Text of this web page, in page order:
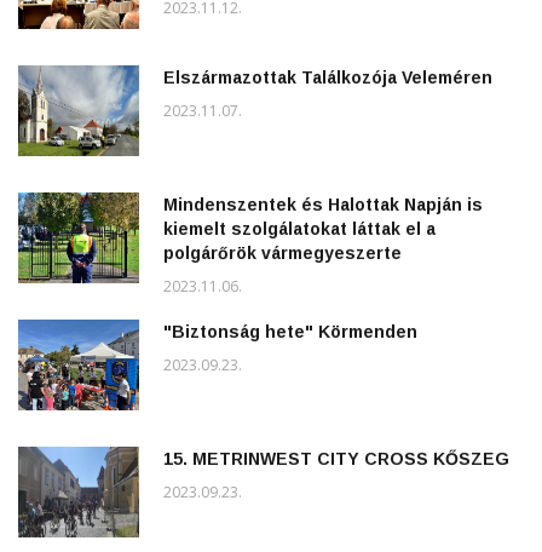
2023.11.12.
Elszármazottak Találkozója Veleméren
2023.11.07.
Mindenszentek és Halottak Napján is
kiemelt szolgálatokat láttak el a
polgárőrök vármegyeszerte
2023.11.06.
"Biztonság hete" Körmenden
2023.09.23.
15. METRINWEST CITY CROSS KŐSZEG
2023.09.23.